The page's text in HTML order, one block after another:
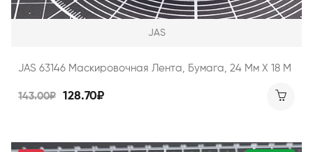
JAS
JAS 63146 Маскировочная Лента, Бумага, 24 Мм Х 18 М
143.00₽ 128.70₽